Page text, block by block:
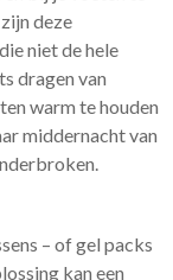
deze
niet de hele
dragen van
warm te houden
middernacht van
– of gel packs
kan een